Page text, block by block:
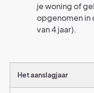
je woning of
opgenomen in
van 4 jaar).
Het aanslagjaar